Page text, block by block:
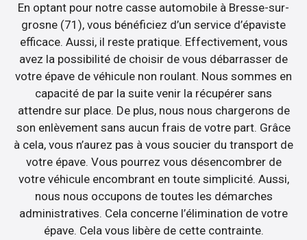
En optant pour notre casse automobile à Bresse-sur-
grosne (71), vous bénéficiez d’un service d’épaviste
efficace. Aussi, il reste pratique. Effectivement, vous
avez la possibilité de choisir de vous débarrasser de
votre épave de véhicule non roulant. Nous sommes en
capacité de par la suite venir la récupérer sans
attendre sur place. De plus, nous nous chargerons de
son enlèvement sans aucun frais de votre part. Grâce
à cela, vous n’aurez pas à vous soucier du transport de
votre épave. Vous pourrez vous désencombrer de
votre véhicule encombrant en toute simplicité. Aussi,
nous nous occupons de toutes les démarches
administratives. Cela concerne l’élimination de votre
épave. Cela vous libère de cette contrainte.